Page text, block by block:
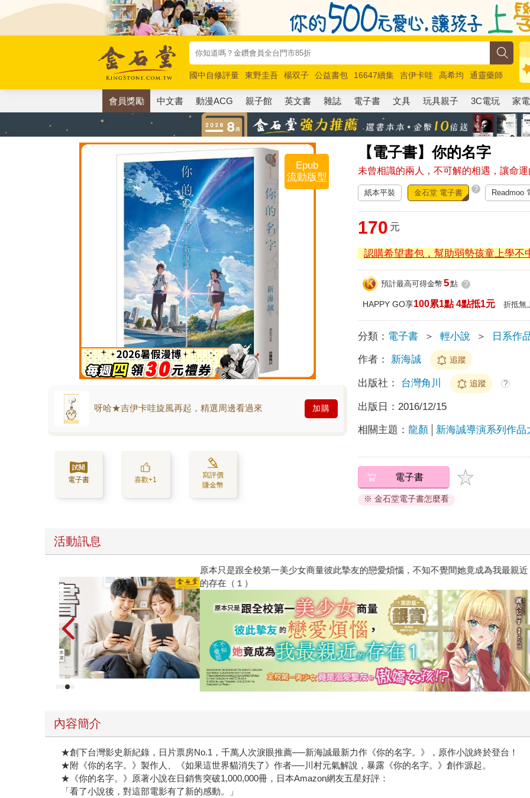
國中自修評量 東野圭吾 楊双子 公益書包 16647續集 吉伊卡哇 高希均
通靈藥師
唯紅花綻放
奧德賽 路邊攤新作 馬斯克 玩具總動員5 超慢跑
會員獎勵 中文書 動漫ACG 親子館 英文書 雜誌 電子書 文具 玩具親子 3C電玩 家電
【電子書】你的名字
未曾相識的兩人，不可解的相遇，讓命
Epub
流動版型
呀哈★吉伊卡哇旋風再起，精選周邊看過來 加購
電子書 喜歡+1
寫評價
賺金幣
紙本平裝 金石堂 電子書 ? Readmoo
170 元
認購希望書包，幫助弱勢孩童上學不
預計最高可得金幣 5點 ?
HAPPY GO享100累1點 4點抵1元 折抵無
分類： 電子書 ＞ 輕小說 ＞ 日系作
作者： 新海誠 追蹤
出版社： 台灣角川 追蹤 ?
出版日： 2016/12/15
相關主題：龍顏 新海誠導演系列作品
電子書
※ 金石堂電子書怎麼看
活動訊息
原本只是跟全校第一美少女商量彼此摯友的戀愛煩惱，不知不覺間她竟成為我最親近
的存在（１）
台灣角川2026漫畫博覽會
內容簡介
★創下台灣影史新紀錄，日片票房No.1，千萬人次淚眼推薦──新海誠最新力作《你的名字。》，原作小說終於登台！
★附《你的名字。》製作人、《如果這世界貓消失了》作者──川村元氣解說，暴露《你的名字。》創作源起。
★《你的名字。》原著小說在日銷售突破1,000,000冊，日本Amazon網友五星好評：
「看了小說後，對這部電影有了新的感動。」